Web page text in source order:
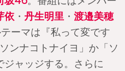
依 ・ 丹生明里 ・ 渡邉美穂
ーマは『私って変です
ンナコトナイヨ」か「ソ
ャッジする。さらに